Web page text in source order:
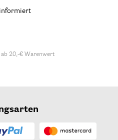
ab 20,-€ Warenwert